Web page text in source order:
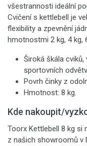
všestrannosti ideální
Cvičení s kettlebell je
flexibility a zpevnění
hmotnostmi 2 kg, 4 kg,
Široká škála
sportovních
Povrh činky z
Hmotnost: 8 kg.
Kde nakoupit/
Toorx Kettlebell 8 kg si
z našich showroomů v